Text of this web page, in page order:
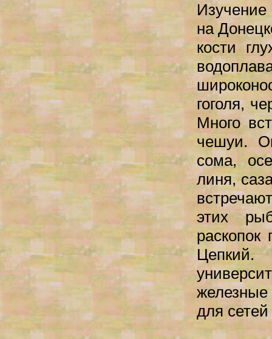
Изучение
на
кости
гоголя,
Много
чешуи.
сома,
линя,
этих
Цепкий.
железные
для сетей